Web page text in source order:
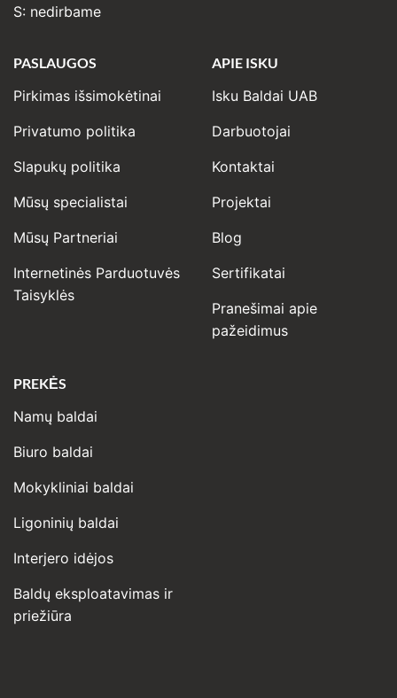
S: nedirbame
PASLAUGOS
Pirkimas išsimokėtinai
Privatumo politika
Slapukų politika
Mūsų specialistai
Mūsų Partneriai
Internetinės Parduotuvės
Taisyklės
APIE ISKU
Isku Baldai UAB
Darbuotojai
Kontaktai
Projektai
Blog
Sertifikatai
Pranešimai apie
pažeidimus
PREKĖS
Namų baldai
Biuro baldai
Mokykliniai baldai
Ligoninių baldai
Interjero idėjos
Baldų eksploatavimas ir
priežiūra